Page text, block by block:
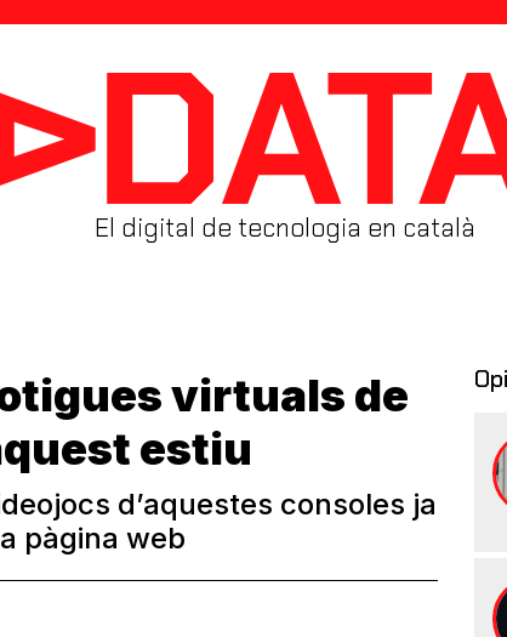
El digital de tecnologia en català
virtuals de
estiu
d’aquestes consoles ja
pàgina web